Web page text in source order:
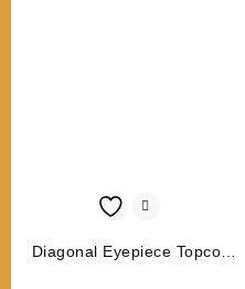
Diagonal Eyepiece Topcon